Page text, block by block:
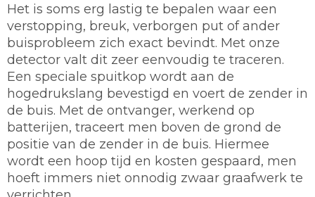
Het is soms erg lastig te bepalen waar een
verstopping, breuk, verborgen put of ander
buisprobleem zich exact bevindt. Met onze
detector valt dit zeer eenvoudig te traceren.
Een speciale spuitkop wordt aan de
hogedrukslang bevestigd en voert de zender in
de buis. Met de ontvanger, werkend op
batterijen, traceert men boven de grond de
positie van de zender in de buis. Hiermee
wordt een hoop tijd en kosten gespaard, men
hoeft immers niet onnodig zwaar graafwerk te